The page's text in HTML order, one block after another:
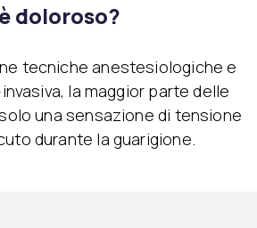
doloroso?
tecniche anestesiologiche e
la maggior parte delle
una sensazione di tensione
durante la guarigione.